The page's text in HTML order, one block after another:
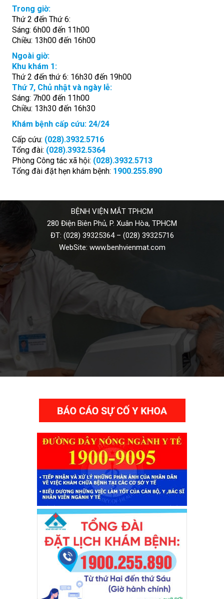
Trong giờ:
Thứ 2 đến Thứ 6:
Sáng: 6h00 đến 11h00
Chiều: 13h00 đến 16h00
Ngoài giờ:
Khu khám 1:
Thứ 2 đến thứ 6: 16h30 đến 19h00
Thứ 7, Chủ nhật và ngày lễ:
Sáng: 7h00 đến 11h00
Chiều: 13h30 đến 16h30
Khám bệnh cấp cứu: 24/24
Cấp cứu: (028).3932.5716
Tổng đài: (028).3932.5364
Phòng Công tác xã hội: (028).3932.5713
Tổng đài đặt hẹn khám bệnh: 1900.255.890
BỆNH VIỆN MẮT TPHCM
280 Điện Biên Phủ, P. Xuân Hòa, TPHCM
ĐT: (028) 39325364– (028) 39325716
WebSite: www.benhvienmat.com